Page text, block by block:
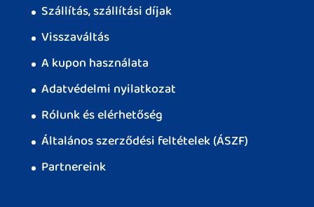
Szállítás, szállítási díjak
Visszaváltás
A kupon használata
Adatvédelmi nyilatkozat
Rólunk és elérhetőség
Általános szerződési feltételek (ÁSZF)
Partnereink